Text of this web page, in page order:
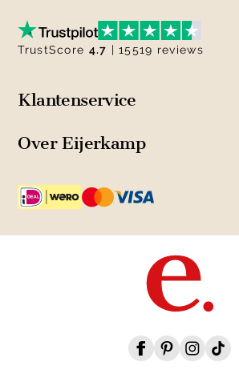
Klantenservice
Over Eijerkamp
TrustScore 4.7 | 15519 reviews